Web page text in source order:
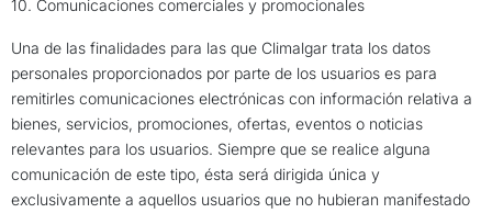
10. Comunicaciones comerciales y promocionales
Una de las finalidades para las que Climalgar trata los datos
personales proporcionados por parte de los usuarios es para
remitirles comunicaciones electrónicas con información relativa a
bienes, servicios, promociones, ofertas, eventos o noticias
relevantes para los usuarios. Siempre que se realice alguna
comunicación de este tipo, ésta será dirigida única y
exclusivamente a aquellos usuarios que no hubieran manifestado